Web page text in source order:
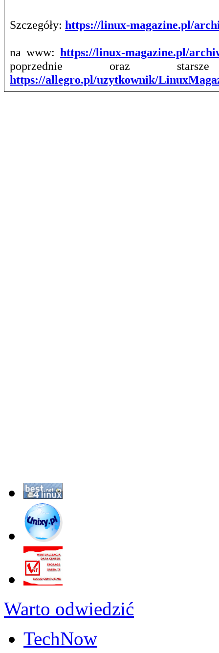
Szczegóły: https://linux-magazine.pl/
na www: https://linux-magazine.pl/
poprzednie oraz
https://allegro.pl/uzytkownik/
Warto odwiedzić
TechNow